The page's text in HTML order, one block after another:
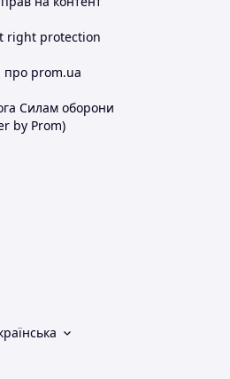
right protection
про prom.ua
Силам оборони
by Prom)